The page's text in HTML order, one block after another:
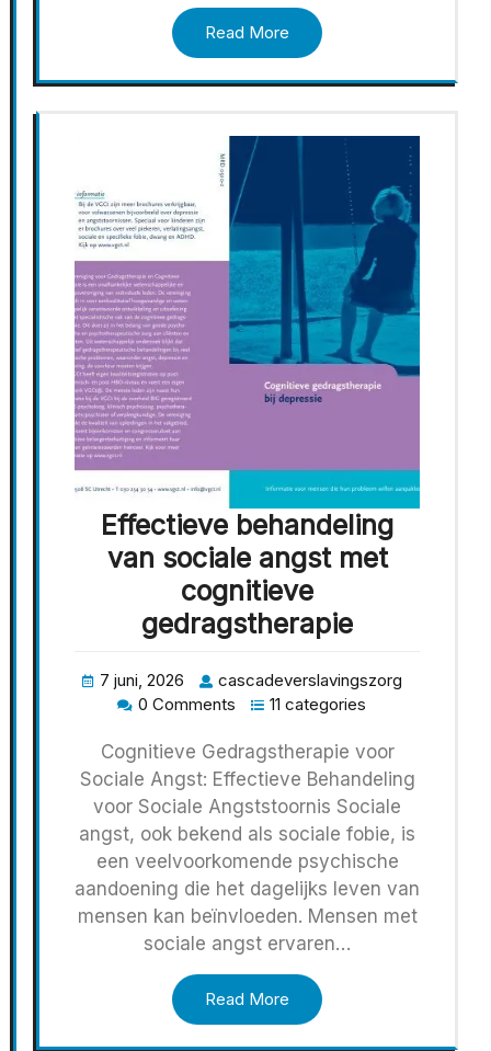
Read More
Effectieve behandeling
van sociale angst met
cognitieve
gedragstherapie
7 juni, 2026
cascadeverslavingszorg
0 Comments
11 categories
Cognitieve Gedragstherapie voor
Sociale Angst: Effectieve Behandeling
voor Sociale Angststoornis Sociale
angst, ook bekend als sociale fobie, is
een veelvoorkomende psychische
aandoening die het dagelijks leven van
mensen kan beïnvloeden. Mensen met
sociale angst ervaren…
Read More